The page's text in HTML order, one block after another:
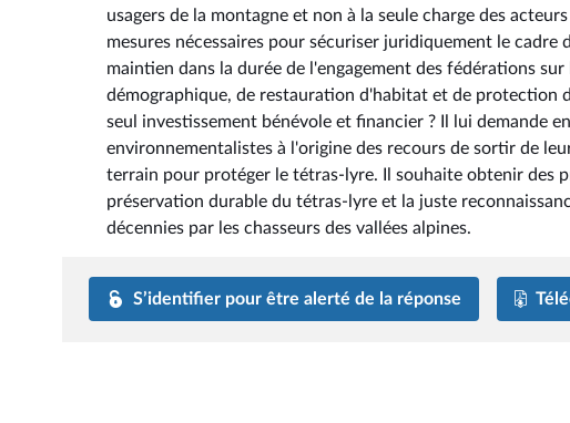
usagers de la montagne et non à la seule charge des
mesures nécessaires pour sécuriser juridiquement le cadre
maintien dans la durée de l'engagement des fédérations
démographique, de restauration d'habitat et de protection
seul investissement bénévole et financier ? Il lui demande
environnementalistes à l'origine des recours de sortir de
terrain pour protéger le tétras-lyre. Il souhaite obtenir des
préservation durable du tétras-lyre et la juste
décennies par les chasseurs des vallées alpines.
S’identifier pour être alerté de la réponse